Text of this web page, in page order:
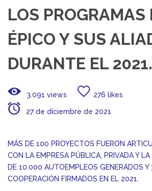
LOS PROGRAMAS
ÉPICO Y SUS
DURANTE EL 2021.
3.091 views 276 likes
27 de diciembre de 2021
MÁS DE 100 PROYECTOS FUERON
CON LA EMPRESA PÚBLICA, PRIVADA Y
DE 10.000 AUTOEMPLEOS GENERADOS
COOPERACIÓN FIRMADOS EN EL 2021.